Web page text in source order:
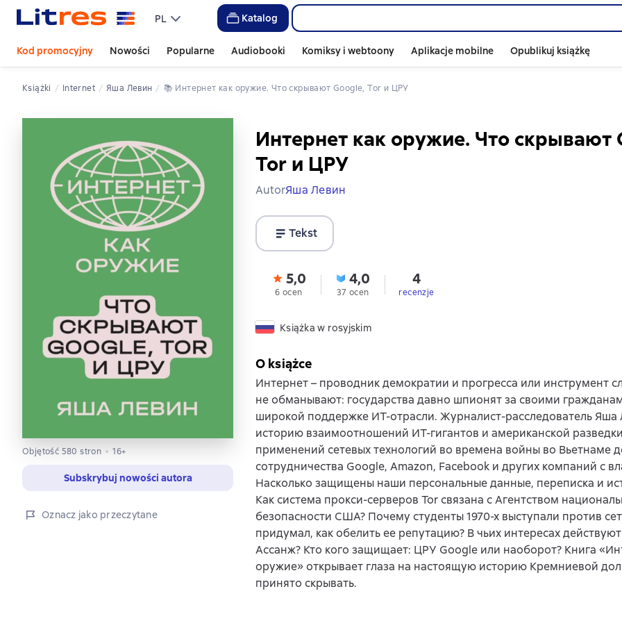
PL Katalog
Kod promocyjny Nowości Popularne Audiobooki Komiksy i webtoony Aplikacje mobilne Opublikuj książkę
Książki Internet Яша Левин 📚 Интернет как оружие. Что скрывают Google, Tor и ЦРУ
Objętość 580 stron 16+
Subskrybuj nowości autora
Oznacz jako przeczytane
Интернет как оружие. Что скрывают
Tor и ЦРУ
AutorЯша Левин
Tekst
5,0
6 ocen
4,0
37 ocen
4
recenzje
Książka w rosyjskim
O książce
Интернет – проводник демократии и прогресса или инструмент
не обманывают: государства давно шпио­нят за своими
широкой поддержке ИТ-отрасли. Журналист-расследователь Яша
историю взаимоотношений ИТ-гигантов и американской
применений сетевых технологий во времена вой­ны во Вьетнаме
сотрудничества Google, Amazon, Facebook и других компаний с
Насколько защищены наши персональные данные, переписка и
Как система прокси-серверов Tor связана с Агентством
безопасности США? Почему студенты 1970-х выступали против
придумал, как обелить ее репутацию? В чьих интересах
Ассанж? Кто кого защищает: ЦРУ Google или наоборот? Книга
оружие» открывает глаза на настоящую историю Кремниевой
принято скрывать.